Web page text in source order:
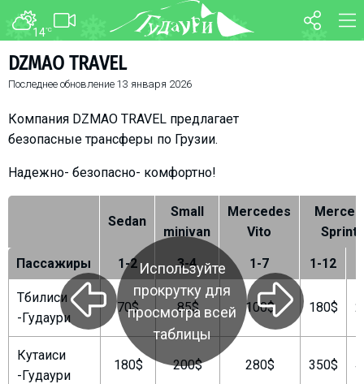
14°C
DZMAO TRAVEL
Последнее обновление 13 января 2026
Компания DZMAO TRAVEL предлагает
безопасные трансферы по Грузии.
Надежно- безопасно- комфортно!
Sedan
Small
minivan
Mercedes
Vito
Пассажиры 1-2 3-4 1-7 1-12
Тбилиси
-Гудаури
70$ 85$ 100$ 180$
Кутаиси
-Гудаури
180$ 200$ 280$ 350$
Используйте
прокрутку для
просмотра всей
таблицы
ФОРУМ
ТРАНСФЕР
О курорте
Схема трасс
Ски-пасс
Инструкторы
Ски-сервис
Дети в Гудаури
Развлечения
Календарь событий
Телеграм-канал
Гудаури
INFO